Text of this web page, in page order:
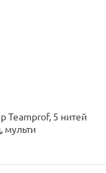
Teamprof, 5 нитей
мульти